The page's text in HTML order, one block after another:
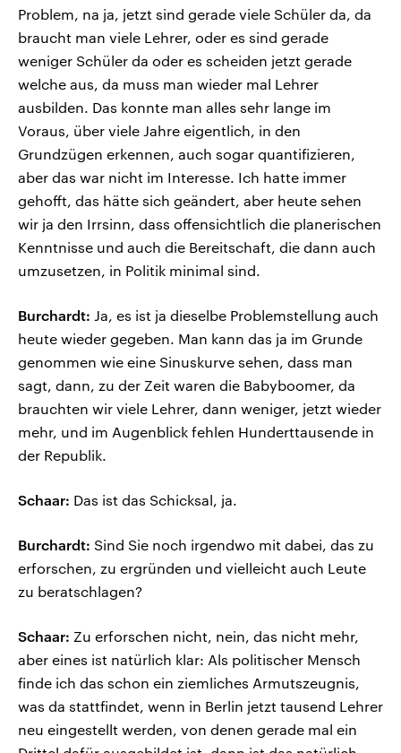
Problem, na ja, jetzt sind gerade viele Schüler da, da
braucht man viele Lehrer, oder es sind gerade
weniger Schüler da oder es scheiden jetzt gerade
welche aus, da muss man wieder mal Lehrer
ausbilden. Das konnte man alles sehr lange im
Voraus, über viele Jahre eigentlich, in den
Grundzügen erkennen, auch sogar quantifizieren,
aber das war nicht im Interesse. Ich hatte immer
gehofft, das hätte sich geändert, aber heute sehen
wir ja den Irrsinn, dass offensichtlich die planerischen
Kenntnisse und auch die Bereitschaft, die dann auch
umzusetzen, in Politik minimal sind.
Burchardt: Ja, es ist ja dieselbe Problemstellung auch
heute wieder gegeben. Man kann das ja im Grunde
genommen wie eine Sinuskurve sehen, dass man
sagt, dann, zu der Zeit waren die Babyboomer, da
brauchten wir viele Lehrer, dann weniger, jetzt wieder
mehr, und im Augenblick fehlen Hunderttausende in
der Republik.
Schaar: Das ist das Schicksal, ja.
Burchardt: Sind Sie noch irgendwo mit dabei, das zu
erforschen, zu ergründen und vielleicht auch Leute
zu beratschlagen?
Schaar: Zu erforschen nicht, nein, das nicht mehr,
aber eines ist natürlich klar: Als politischer Mensch
finde ich das schon ein ziemliches Armutszeugnis,
was da stattfindet, wenn in Berlin jetzt tausend Lehrer
neu eingestellt werden, von denen gerade mal ein